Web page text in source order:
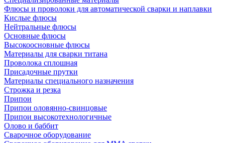
Флюсы и проволоки для автоматической сварки и наплавки
Кислые флюсы
Нейтральные флюсы
Основные флюсы
Высокоосновные флюсы
Материалы для сварки титана
Проволока сплошная
Присадочные прутки
Материалы специального назначения
Строжка и резка
Припои
Припои оловянно-свинцовые
Припои высокотехнологичные
Олово и баббит
Сварочное оборудование